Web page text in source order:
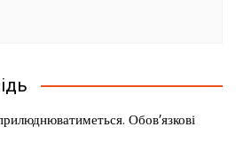
Обов’язкові